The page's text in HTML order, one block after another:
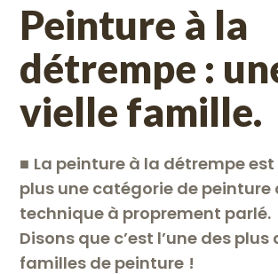
Peinture à la
détrempe :
vielle famille.
■ La peinture à la détrempe
plus une catégorie de peinture
technique à proprement parlé.
Disons que c’est l’une des
familles de peinture !